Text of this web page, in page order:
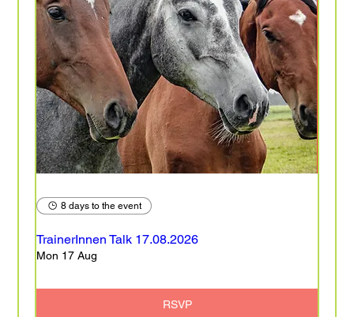
8 days to the event
TrainerInnen Talk 17.08.2026
Mon 17 Aug
RSVP